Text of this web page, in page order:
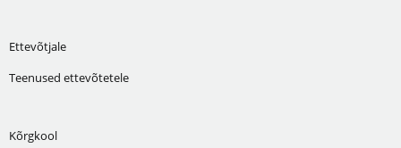
Ettevõtjale
Teenused ettevõtetele
Kõrgkool